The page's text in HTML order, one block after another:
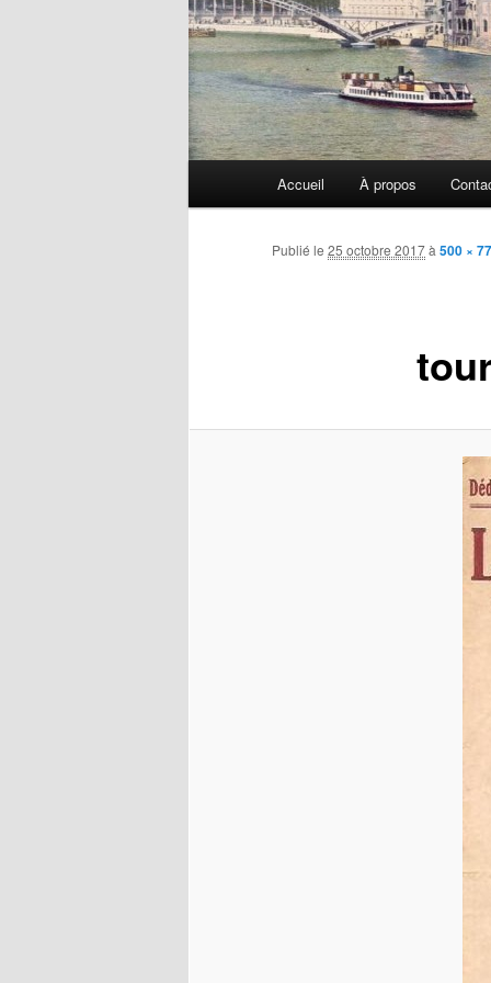
Accueil À propos
Publié le 25 octobre 2017à500 ×